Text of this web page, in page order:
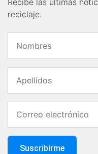
Recibe las últimas
reciclaje.